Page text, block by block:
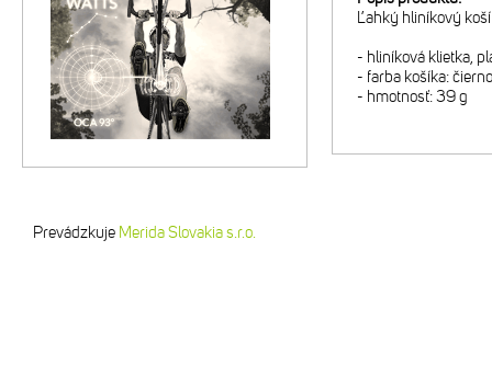
Ľahký hliníkový
- hliníková klietka,
- farba košíka:
- hmotnosť: 39 g
Prevádzkuje Merida Slovakia s.r.o.